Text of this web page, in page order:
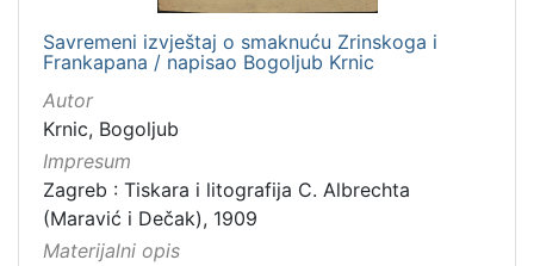
Savremeni izvještaj o smaknuću Zrinskoga i
Frankapana / napisao Bogoljub Krnic
Autor
Krnic, Bogoljub
Impresum
Zagreb : Tiskara i litografija C. Albrechta
(Maravić i Dečak), 1909
Materijalni opis